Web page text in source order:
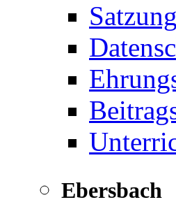
Satzung
Ebersbach